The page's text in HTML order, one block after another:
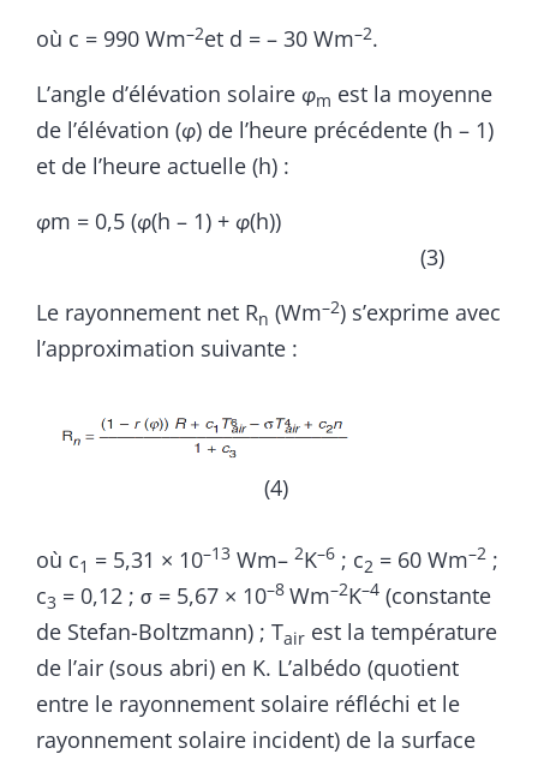
où c = 990 Wm–2et d = – 30 Wm–2.
L’angle d’élévation solaire φm est la moyenne
de l’élévation (φ) de l’heure précédente (h – 1)
et de l’heure actuelle (h) :
φm = 0,5 (φ(h – 1) + φ(h))
(3)
Le rayonnement net Rn (Wm–2) s’exprime avec
l’approximation suivante :
(4)
où c1 = 5,31 × 10–13 Wm– 2K–6 ; c2 = 60 Wm–2 ;
c3 = 0,12 ; σ = 5,67 × 10–8 Wm–2K–4 (constante
de Stefan-Boltzmann) ; Tair est la température
de l’air (sous abri) en K. L’albédo (quotient
entre le rayonnement solaire réfléchi et le
rayonnement solaire incident) de la surface